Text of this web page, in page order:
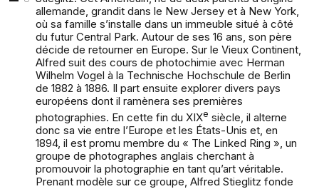
allemande, grandit dans le New Jersey et à New York,
où sa famille s’installe dans un immeuble situé à côté
du futur Central Park. Autour de ses 16 ans, son père
décide de retourner en Europe. Sur le Vieux Continent,
Alfred suit des cours de photochimie avec Herman
Wilhelm Vogel à la Technische Hochschule de Berlin
de 1882 à 1886. Il part ensuite explorer divers pays
européens dont il ramènera ses premières
photographies. En cette fin du XIXe siècle, il alterne
donc sa vie entre l’Europe et les États-Unis et, en
1894, il est promu membre du « The Linked Ring », un
groupe de photographes anglais cherchant à
promouvoir la photographie en tant qu’art véritable.
Prenant modèle sur ce groupe, Alfred Stieglitz fonde